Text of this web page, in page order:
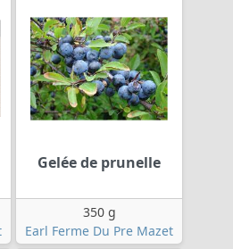
Gelée de prunelle
350 g
Earl Ferme Du Pre Mazet